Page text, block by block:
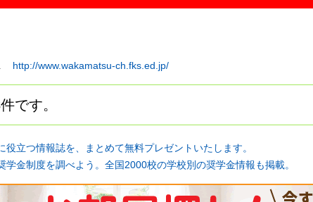
http://www.wakamatsu-ch.fks.ed.jp/
です。
立つ情報誌を、まとめて無料プレゼントいたします。
金制度を調べよう。全国2000校の学校別の奨学金情報も掲載。